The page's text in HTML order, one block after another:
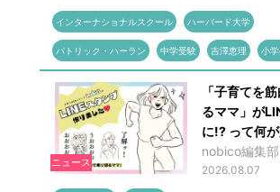
インターナショナルスクール ハーバード大学
パトリック・ハーラン 中学受験 吉澤恵理 小学
ニュース
「子育てを
るママ」が
に!? って何
nobico編集部
2026.08.07